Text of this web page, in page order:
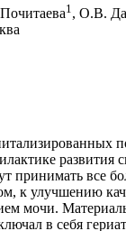
1 , О.В.
принимать
к улучшению
мочи.
в себя